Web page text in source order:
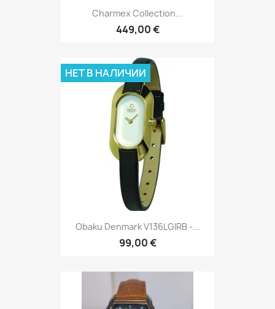
Charmex Collection...
449,00 €
Obaku Denmark V136LGIRB -...
99,00 €
НЕТ В НАЛИЧИИ